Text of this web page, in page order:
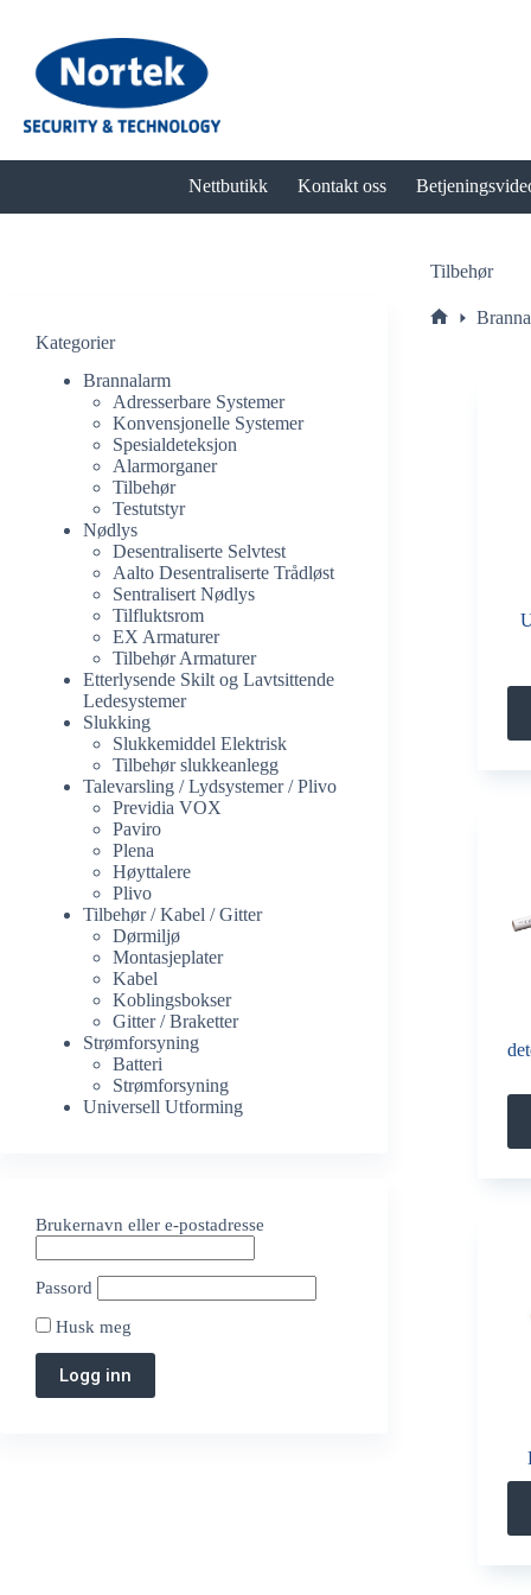
innholdet
Nettbutikk Kontakt oss
Tilbehør
Kategorier
Brannalarm
Adresserbare Systemer
Konvensjonelle Systemer
Spesialdeteksjon
Alarmorganer
Tilbehør
Testutstyr
Nødlys
Desentraliserte Selvtest
Aalto Desentraliserte Trådløst
Sentralisert Nødlys
Tilfluktsrom
EX Armaturer
Tilbehør Armaturer
Etterlysende Skilt og Lavtsittende
Ledesystemer
Slukking
Slukkemiddel Elektrisk
Tilbehør slukkeanlegg
Talevarsling / Lydsystemer / Plivo
Previdia VOX
Paviro
Plena
Høyttalere
Plivo
Tilbehør / Kabel / Gitter
Dørmiljø
Montasjeplater
Kabel
Koblingsbokser
Gitter / Braketter
Strømforsyning
Batteri
Strømforsyning
Universell Utforming
Brukernavn eller e-postadresse
Passord
Husk meg